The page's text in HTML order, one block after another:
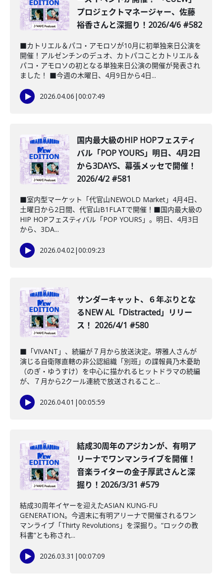
プロジェクトマネージャー、佐藤
裕香さんと深掘り！2026/4/6 #582
■カトリエル＆パコ・アモロソが10月に初単独来日公演を
開催！アルゼンチンのデュオ、カトパコことカトリエル＆
パコ・アモロソの初となる単独来日公演の開催が発表され
ました！ ■今週の木曜日、4月9日から4日...
2026.04.06 |00:07:49
国内最大級のHIP HOPフェスティ
バル「POP YOURS」明日、4月2日
から3DAYS、幕張メッセで開催！
2026/4/2 #581
■室内型マーケット「代官山NEWOLD Market」4月4日、
土曜日から2日間、代官山B1FLATで開催！■国内最大級の
HIP HOPフェスティバル「POP YOURS」。明日、4月3日
から、3DA...
2026.04.02|00:09:23
サンダーキャット、６年ぶりとな
るNEW AL「Distracted」リリー
ス！ 2026/4/1 #580
■「VIVANT」、続編が７月から放送決定。堺雅人さんが
演じる自衛隊直轄の非公認組織「別班」の諜報員乃木憂助
（のぎ・ゆうすけ）を中心に描かれるヒットドラマの続編
が、７月から2クール連続で放送されること...
2026.04.01 |00:05:59
結成30周年のアジカンが、有明ア
リーナでワンマンライブを開催！
音楽ライターの金子厚武さんと深
掘り！2026/3/31 #579
結成30周年イヤーを迎えたASIAN KUNG-FU
GENERATION。今週末に有明アリーナで開催されるワン
マンライブ「Thirty Revolutions」を深掘り。“ロックの教
科書”とも称され...
2026.03.31 |00:07:09